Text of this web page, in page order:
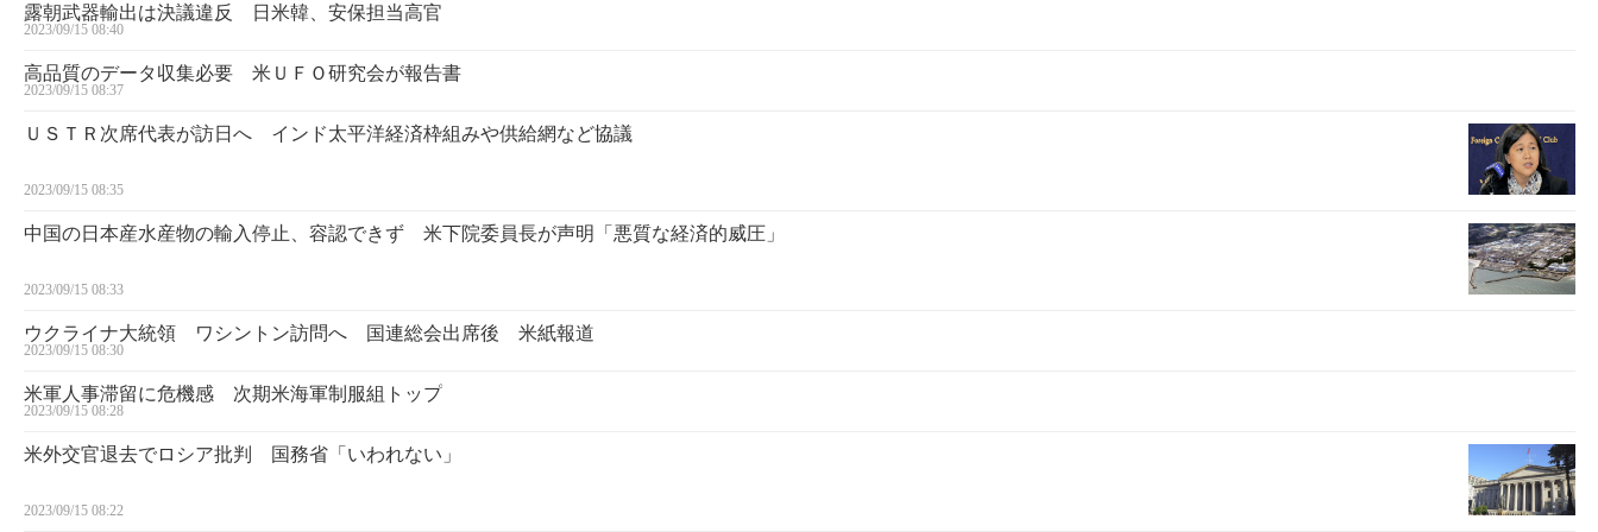
露朝武器輸出は決議違反 日米韓、安保担当高官
2023/09/15 08:40
高品質のデータ収集必要 米ＵＦＯ研究会が報告書
2023/09/15 08:37
ＵＳＴＲ次席代表が訪日へ インド太平洋経済枠組みや供給網など協議
2023/09/15 08:35
中国の日本産水産物の輸入停止、容認できず 米下院委員長が声明「悪質な経済的威圧」
2023/09/15 08:33
ウクライナ大統領 ワシントン訪問へ 国連総会出席後 米紙報道
2023/09/15 08:30
米軍人事滞留に危機感 次期米海軍制服組トップ
2023/09/15 08:28
米外交官退去でロシア批判 国務省「いわれない」
2023/09/15 08:22